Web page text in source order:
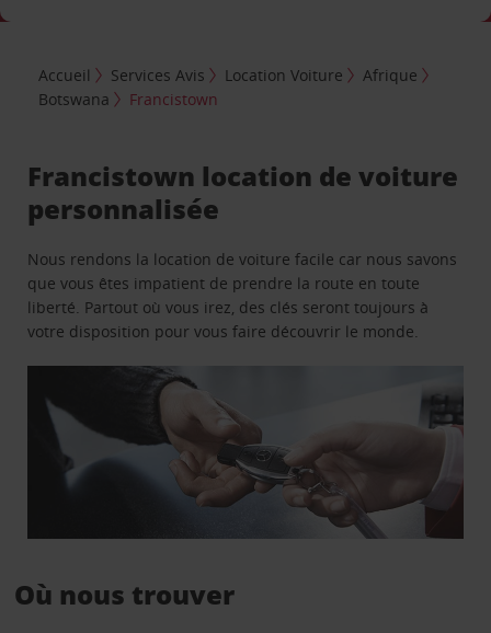
Accueil Services Avis Location Voiture
Afrique
Botswana
Francistown
Francistown location de voiture
personnalisée
Nous rendons la location de voiture facile car nous savons
que vous êtes impatient de prendre la route en toute
liberté. Partout où vous irez, des clés seront toujours à
votre disposition pour vous faire découvrir le monde.
Où nous trouver